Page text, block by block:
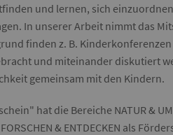
und lernen, sich
In unserer Arbeit nimmt das
finden z. B.
und miteinander diskutiert
gemeinsam mit den Kindern.
hat die Bereiche NATUR &
FORSCHEN & ENTDECKEN als